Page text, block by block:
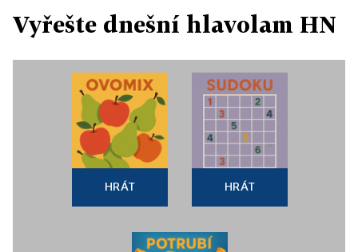
Vyřešte dnešní hlavolam HN
HRÁT HRÁT